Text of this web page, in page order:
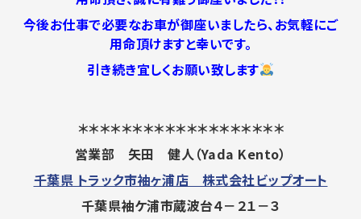
今後お仕事で必要なお車が御座いましたら、お気軽にご
用命頂けますと幸いです。
引き続き宜しくお願い致します
＊＊＊＊＊＊＊＊＊＊＊＊＊＊＊＊＊＊＊
営業部 矢田 健人（Yada Kento）
千葉県 トラック市袖ヶ浦店 株式会社ビップオート
千葉県袖ケ浦市蔵波台４－２１－３